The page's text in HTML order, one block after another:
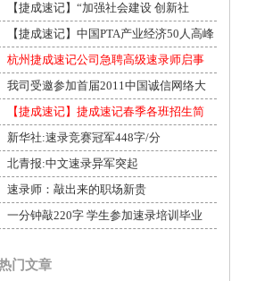
【捷成速记】“加强社会建设 创新社
【捷成速记】中国PTA产业经济50人高峰
杭州捷成速记公司急聘高级速录师启事
我司受邀参加首届2011中国诚信网络大
【捷成速记】捷成速记春季各班招生简
新华社:速录竞赛冠军448字/分
北青报:中文速录异军突起
速录师：敲出来的职场新贵
一分钟敲220字 学生参加速录培训毕业
门文章